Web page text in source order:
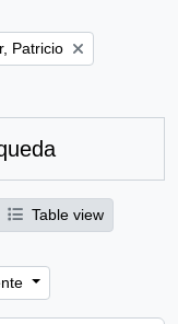
Patricio
Table view